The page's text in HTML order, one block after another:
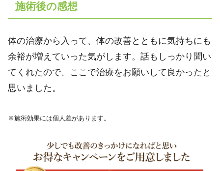
施術後の感想
体の治療から入って、体の改善とともに気持ちにも
余裕が増えていった気がします。話もしっかり聞い
てくれたので、ここで治療をお願いして良かったと
思いました。
※施術効果には個人差があります。